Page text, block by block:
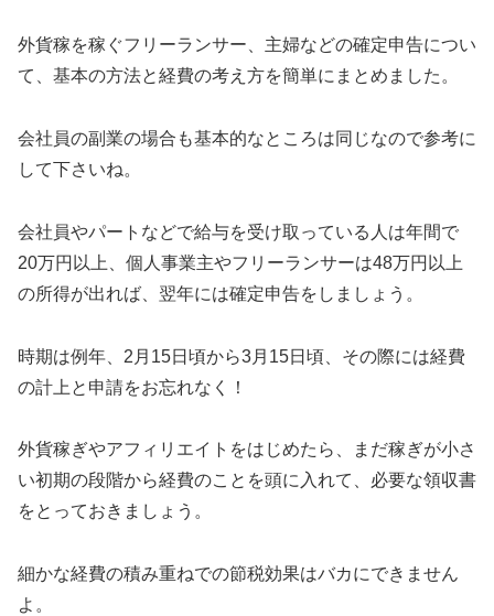
外貨稼を稼ぐフリーランサー、主婦などの確定申告につい
て、基本の方法と経費の考え方を簡単にまとめました。
会社員の副業の場合も基本的なところは同じなので参考に
して下さいね。
会社員やパートなどで給与を受け取っている人は年間で
20万円以上、個人事業主やフリーランサーは48万円以上
の所得が出れば、翌年には確定申告をしましょう。
時期は例年、2月15日頃から3月15日頃、その際には経費
の計上と申請をお忘れなく！
外貨稼ぎやアフィリエイトをはじめたら、まだ稼ぎが小さ
い初期の段階から経費のことを頭に入れて、必要な領収書
をとっておきましょう。
細かな経費の積み重ねでの節税効果はバカにできません
よ。